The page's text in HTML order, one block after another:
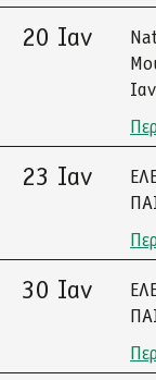
20 Ιαν
23 Ιαν
30 Ιαν